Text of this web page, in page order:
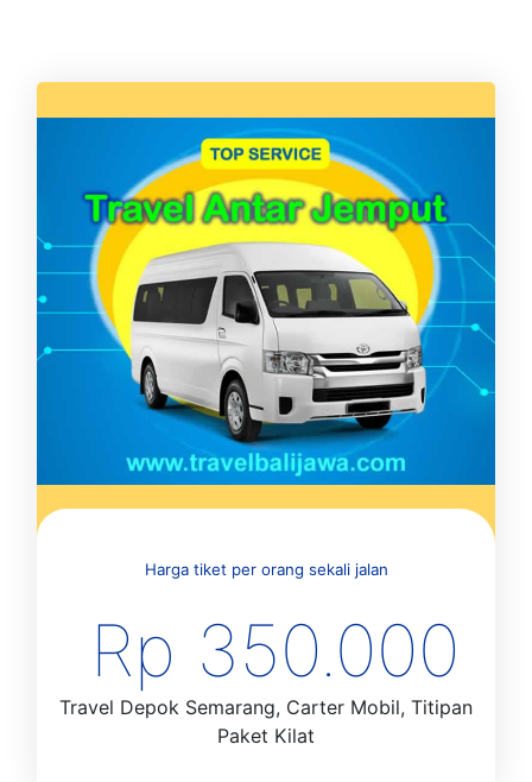
Harga tiket per orang sekali jalan
Rp 350.000
Travel Depok Semarang, Carter Mobil, Titipan
Paket Kilat